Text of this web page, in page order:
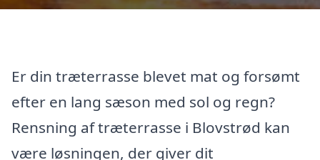
Er din træterrasse blevet mat og forsømt
efter en lang sæson med sol og regn?
Rensning af træterrasse i Blovstrød kan
være løsningen, der giver dit